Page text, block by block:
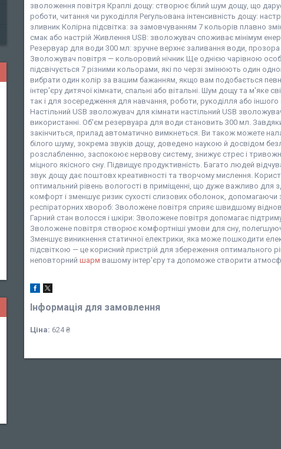
зволоження повітря Краплі дощу: створює білий шум дощу, що
роботи, читання чи рукоділля Регульована інтенсивність дощу:
зливник Колірна підсвітка: за замовчуванням 7 кольорів плавно
смак або настрій Живлення USB: зволожувач споживає мінімум
Резервуар для води 300 мл: зручне верхнє заливання води,
Зволожувач повітря — кольоровий нічник Ще однією чарівною
підсвічується 7 різними кольорами, які по черзі змінюють один
вибрати один колір за вашим бажанням, якщо вам подобається
інтер'єру дитячої кімнати, спальні або вітальні. Шум дощу та м'яке
так і для зосередження для навчання, роботи, рукоділля або
Настільний USB зволожувач для кімнати настільний USB
використанні. Об'єм резервуара для води становить 300 мл.
закінчиться, прилад автоматично вимкнеться. Ви також можете
білого шуму, зокрема звуків дощу, доведено наукою й досвідом
розслабленню, заспокоює нервову систему, знижує стрес і
міцного якісного сну. Підвищує продуктивність. Багато людей
звук дощу дає поштовх креативності та творчому мислення.
оптимальний рівень вологості в приміщенні, що дуже важливо для
комфорт і зменшує ризик сухості слизових оболонок,
респіраторних хвороб: Зволожене повітря сприяє швидшому
Гарний стан волосся і шкіри: Зволожене повітря допомагає
Зволожене повітря створює комфортніші умови для сну,
Зменшує виникнення статичної електрики, яка може пошкодити
підсвіткою — це корисний пристрій для збереження оптимального
неповторний шарм вашому інтер'єру та допоможе створити
Інформація для замовлення
Ціна: 624 ₴